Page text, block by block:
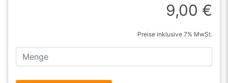
9,00 €
Preise inklusive 7% MwSt.